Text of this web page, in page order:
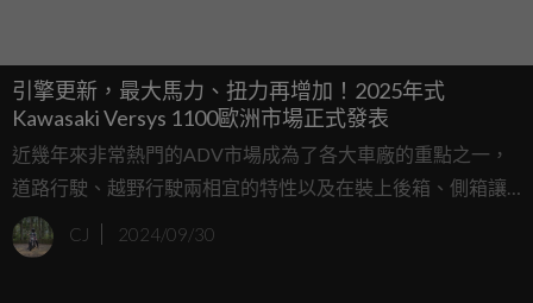
引擎更新，最大馬力、扭力再增加！2025年式
Kawasaki Versys 1100歐洲市場正式發表
近幾年來非常熱門的ADV市場成為了各大車廠的重點之一，
道路行駛、越野行駛兩相宜的特性以及在裝上後箱、側箱讓
整輛車增加載物空間也看起來更帥的優勢，讓這類車型成為
了不少上班族群們購車的一大誘因。隨著10月來臨，各大車
CJ 2024/09/30